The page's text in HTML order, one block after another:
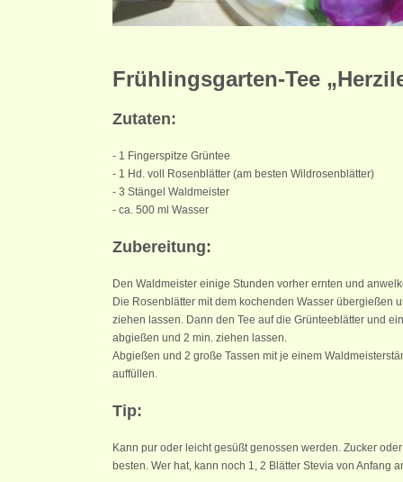
Frühlingsgarten-Tee
Zutaten:
- 1 Fingerspitze Grüntee
- 1 Hd. voll Rosenblätter (am besten Wildrosenblätter)
- 3 Stängel Waldmeister
- ca. 500 ml Wasser
Zubereitung:
Den Waldmeister einige Stunden vorher ernten und
Die Rosenblätter mit dem kochenden Wasser übergießen
ziehen lassen. Dann den Tee auf die Grünteeblätter und
abgießen und 2 min. ziehen lassen.
Abgießen und 2 große Tassen mit je einem
auffüllen.
Tip:
Kann pur oder leicht gesüßt genossen werden. Zucker
besten. Wer hat, kann noch 1, 2 Blätter Stevia von Anfang